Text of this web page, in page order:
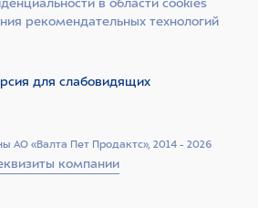
АО «Валта Пет Продактс», 2014 - 2026
компании
в области cookies
рекомендательных технологий
для слабовидящих